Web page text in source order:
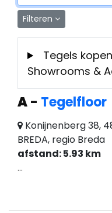
Filteren
Tegels
Showrooms &
A- Tegelfloor
Konijnenberg 38,
BREDA, regio Breda
afstand: 5.93 km
...